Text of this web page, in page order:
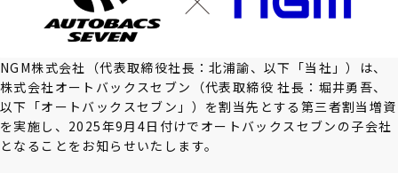
NGM株式会社（代表取締役社長：北浦諭、以下「当社」）は、
株式会社オートバックスセブン（代表取締役 社長：堀井勇吾、
以下「オートバックスセブン」）を割当先とする第三者割当増資
を実施し、2025年9月4日付けでオートバックスセブンの子会社
となることをお知らせいたします。